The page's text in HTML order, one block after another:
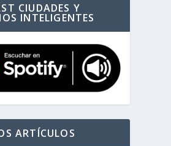
CIUDADES Y
INTELIGENTES
ARTÍCULOS